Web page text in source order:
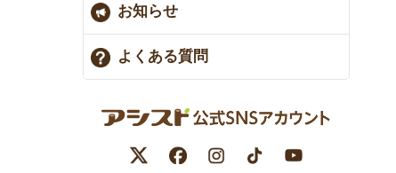
お知らせ
よくある質問